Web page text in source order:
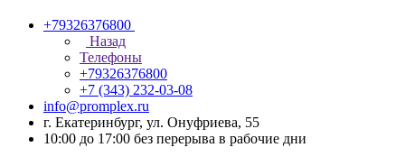
+79326376800
Назад
Телефоны
+79326376800
+7 (343) 232-03-08
info@promplex.ru
г. Екатеринбург, ул. Онуфриева, 55
10:00 до 17:00 без перерыва в рабочие дни